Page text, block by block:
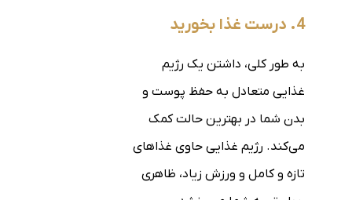
4. درست غذا بخورید
به طور کلی، داشتن یک رژیم
غذایی متعادل به حفظ پوست و
بدن شما در بهترین حالت کمک
می‌کند. رژیم غذایی حاوی غذاهای
تازه و کامل و ورزش زیاد، ظاهری